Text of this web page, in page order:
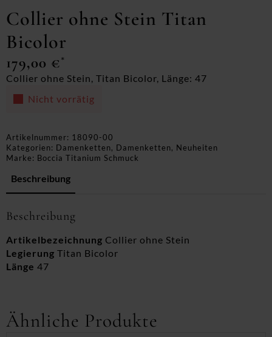
Collier ohne Stein Titan
Bicolor
179,00 €*
Collier ohne Stein, Titan Bicolor, Länge: 47
Nicht vorrätig
Artikelnummer: 18090-00
Kategorien: Damenketten, Damenketten, Neuheiten
Marke: Boccia Titanium Schmuck
Beschreibung
Beschreibung
Artikelbezeichnung Collier ohne Stein
Legierung Titan Bicolor
Länge 47
Ähnliche Produkte